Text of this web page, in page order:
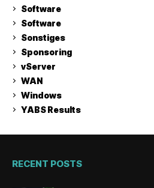
Software
Software
Sonstiges
Sponsoring
vServer
WAN
Windows
YABS Results
RECENT POSTS